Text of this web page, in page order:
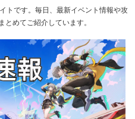
トです。毎日、最新イベント情報や攻
とめてご紹介しています。